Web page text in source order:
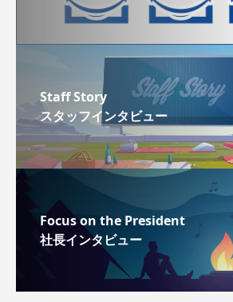
Staff Story
スタッフインタビュー
Focus on the President
社長インタビュー